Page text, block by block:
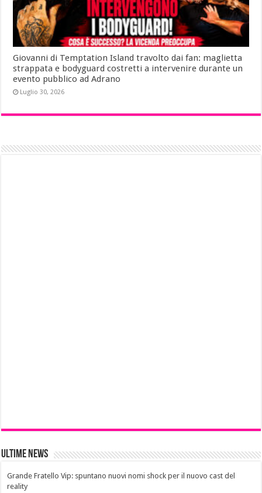
Giovanni di Temptation Island travolto dai fan: maglietta
strappata e bodyguard costretti a intervenire durante un
evento pubblico ad Adrano
Luglio 30, 2026
Ultime News
Grande Fratello Vip: spuntano nuovi nomi shock per il nuovo cast del
reality